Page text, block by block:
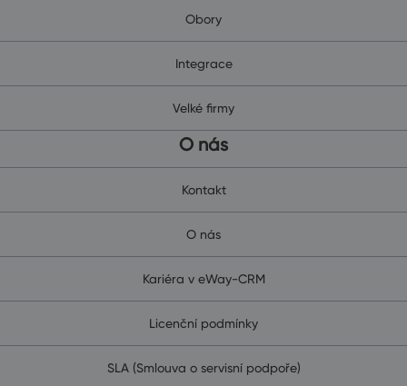
Obory
Integrace
Velké firmy
O nás
Kontakt
O nás
Kariéra v eWay-CRM
Licenční podmínky
SLA (Smlouva o servisní podpoře)